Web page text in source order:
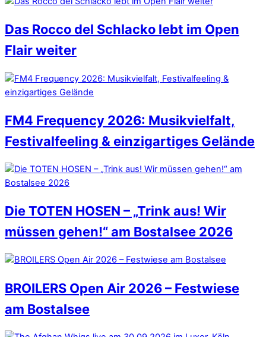
Das Rocco del Schlacko lebt im Open
Flair weiter
FM4 Frequency 2026: Musikvielfalt,
Festivalfeeling & einzigartiges Gelände
Die TOTEN HOSEN – „Trink aus! Wir
müssen gehen!“ am Bostalsee 2026
BROILERS Open Air 2026 – Festwiese
am Bostalsee